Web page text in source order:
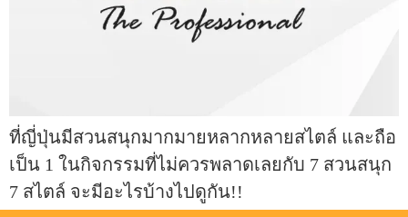
ที่ญี่ปุ่นมีสวนสนุกมากมายหลากหลายสไตล์ และถือ
เป็น 1 ในกิจกรรมที่ไม่ควรพลาดเลยกับ 7 สวนสนุก
7 สไตล์ จะมีอะไรบ้างไปดูกัน!!